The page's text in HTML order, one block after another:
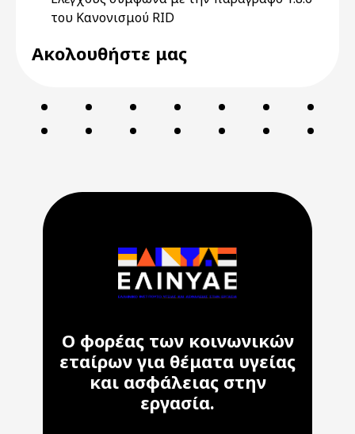
του Κανονισμού RID
Ακολουθήστε μας
Ο φορέας των κοινωνικών
εταίρων για θέματα υγείας
και ασφάλειας στην
εργασία.